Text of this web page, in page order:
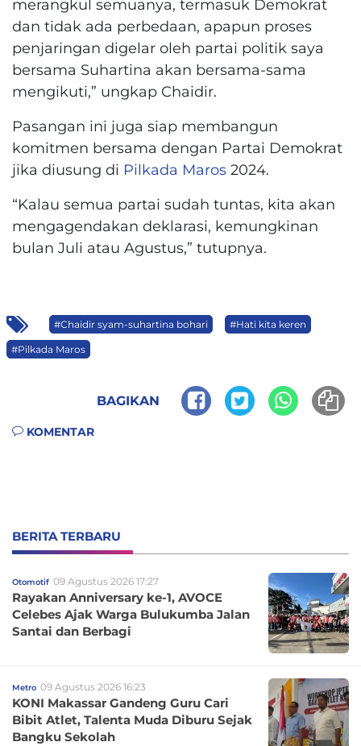
merangkul semuanya, termasuk Demokrat
dan tidak ada perbedaan, apapun proses
penjaringan digelar oleh partai politik saya
bersama Suhartina akan bersama-sama
mengikuti,” ungkap Chaidir.
Pasangan ini juga siap membangun
komitmen bersama dengan Partai Demokrat
jika diusung di Pilkada Maros 2024.
“Kalau semua partai sudah tuntas, kita akan
mengagendakan deklarasi, kemungkinan
bulan Juli atau Agustus,” tutupnya.
#Chaidir syam-suhartina bohari #Hati kita keren
#Pilkada Maros
BAGIKAN
KOMENTAR
BERITA TERBARU
Otomotif 09 Agustus 2026 17:27
Rayakan Anniversary ke-1, AVOCE
Celebes Ajak Warga Bulukumba Jalan
Santai dan Berbagi
Metro 09 Agustus 2026 16:23
KONI Makassar Gandeng Guru Cari
Bibit Atlet, Talenta Muda Diburu Sejak
Bangku Sekolah